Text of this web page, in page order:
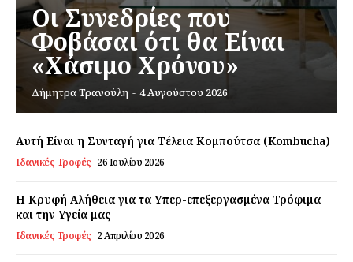
Εγγραφείτε τώρα!
Daily Food
Οι Συνεδρίες που
Φοβάσαι ότι θα Είναι
«Χάσιμο Χρόνου»
Δήμητρα Τρανούλη - 4 Αυγούστου 2026
Αυτή Είναι η Συνταγή για Τέλεια Κομπούτσα (Kombucha)
Ιδανικές Τροφές 26 Ιουλίου 2026
Η Κρυφή Αλήθεια για τα Υπερ-επεξεργασμένα Τρόφιμα
και την Υγεία μας
Ιδανικές Τροφές 2 Απριλίου 2026